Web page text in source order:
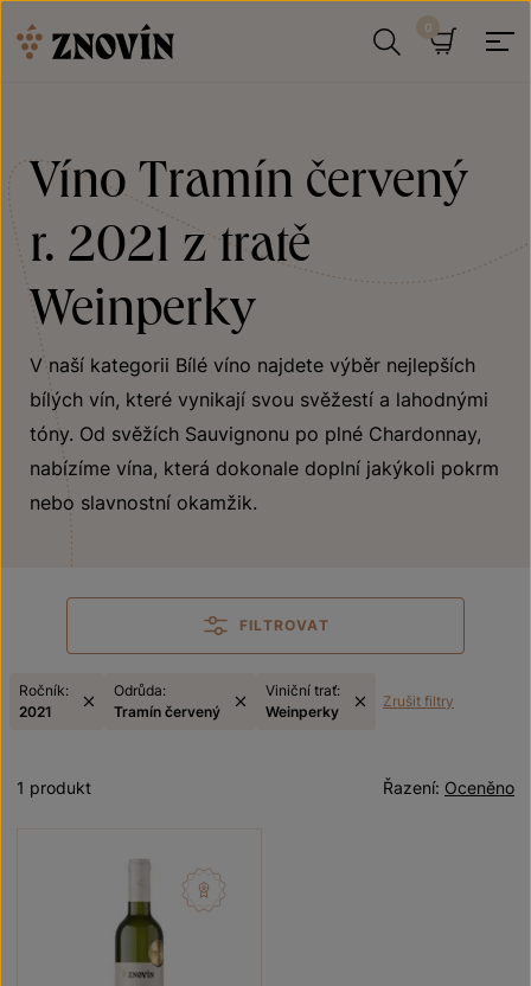
Víno Tramín červený
r. 2021 z tratě
Weinperky
V naší kategorii Bílé víno najdete výběr nejlepších
bílých vín, které vynikají svou svěžestí a lahodnými
tóny. Od svěžích Sauvignonu po plné Chardonnay,
nabízíme vína, která dokonale doplní jakýkoli pokrm
nebo slavnostní okamžik.
FILTROVAT
Ročník:
2021
Odrůda:
Tramín červený
Viniční trať:
Weinperky
Zrušit filtry
Oceněno
Řazení:
1 produkt